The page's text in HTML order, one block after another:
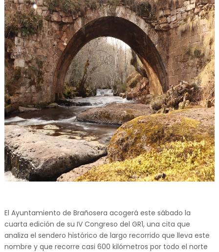
El Ayuntamiento de Brañosera acogerá este sábado la
cuarta edición de su IV Congreso del GR1, una cita que
analiza el sendero histórico de largo recorrido que lleva este
nombre y que recorre casi 600 kilómetros por todo el norte